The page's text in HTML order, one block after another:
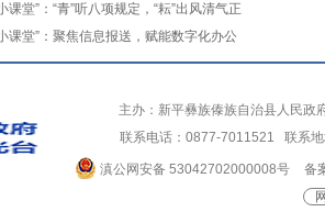
课堂”：“青”听八项规定，“耘”出风清气正
课堂”：聚焦信息报送，赋能数字化办公
主办：新平彝族傣族自治县人民
联系电话：0877-7011521 联系
滇公网安备 53042702000008号
备